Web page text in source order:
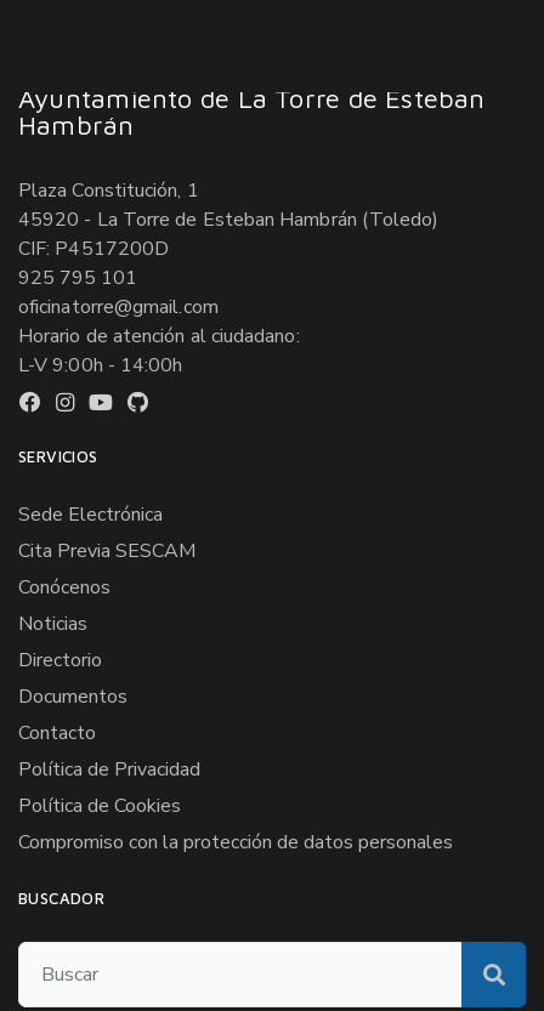
Ayuntamiento de La Torre de Esteban
Hambrán
Plaza Constitución, 1
45920 - La Torre de Esteban Hambrán (Toledo)
CIF: P4517200D
925 795 101
oficinatorre@gmail.com
Horario de atención al ciudadano:
L-V 9:00h - 14:00h
SERVICIOS
Sede Electrónica
Cita Previa SESCAM
Conócenos
Noticias
Directorio
Documentos
Contacto
Política de Privacidad
Política de Cookies
Compromiso con la protección de datos personales
BUSCADOR